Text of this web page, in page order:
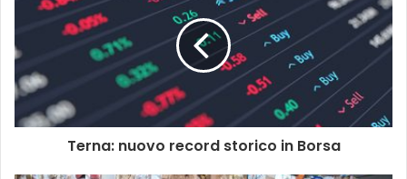
Terna: nuovo record storico in Borsa